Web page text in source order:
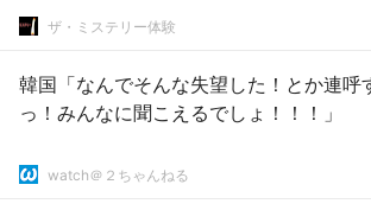
ザ・ミステリー体験
韓国「なんでそんな失望した！とか連呼
っ！みんなに聞こえるでしょ！！！」
watch＠２ちゃんねる